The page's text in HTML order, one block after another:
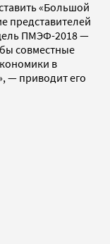
«Большой
представителей
ПМЭФ-2018 —
совместные
в
— приводит его